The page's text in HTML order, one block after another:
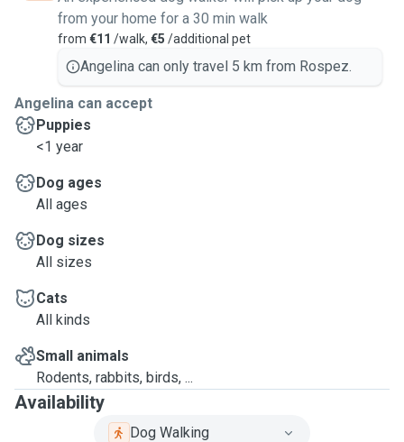
from your home for a 30 min walk
from €11 /walk, €5 /additional pet
Angelina can only travel 5 km from Rospez.
Angelina can accept
Puppies
<1 year
Dog ages
All ages
Dog sizes
All sizes
Cats
All kinds
Small animals
Rodents, rabbits, birds, ...
Availability
Dog Walking